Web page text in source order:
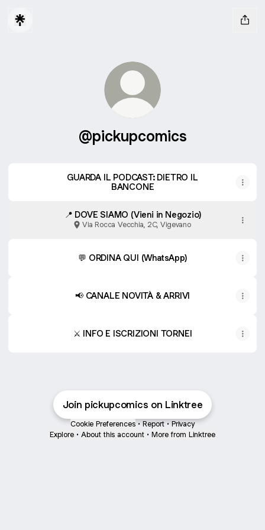
@pickupcomics
GUARDA IL PODCAST: DIETRO IL
BANCONE
📍 DOVE SIAMO (Vieni in Negozio)
Via Rocca Vecchia, 2C, Vigevano
💬 ORDINA QUI (WhatsApp)
📢 CANALE NOVITÀ & ARRIVI
⚔️ INFO E ISCRIZIONI TORNEI
Join pickupcomics on Linktree
Cookie Preferences • Report • Privacy
Explore • About this account • More from Linktree